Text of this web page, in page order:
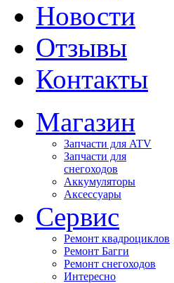
Новости
Отзывы
Контакты
Магазин
Запчасти для ATV
Запчасти для
снегоходов
Аккумуляторы
Аксессуары
Сервис
Ремонт квадроциклов
Ремонт Багги
Ремонт снегоходов
Интересно